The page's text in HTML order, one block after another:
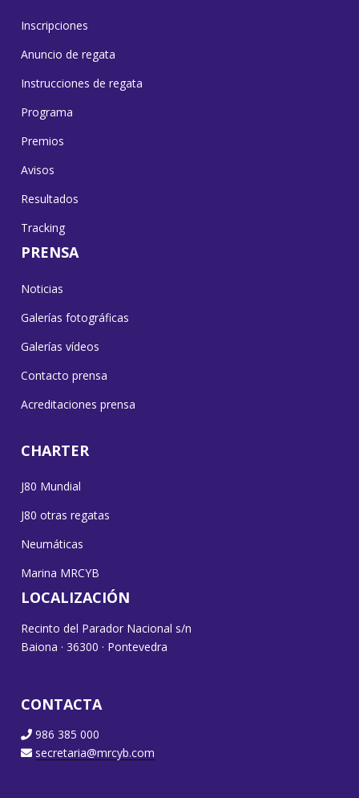
Inscripciones
Anuncio de regata
Instrucciones de regata
Programa
Premios
Avisos
Resultados
Tracking
PRENSA
Noticias
Galerías fotográficas
Galerías vídeos
Contacto prensa
Acreditaciones prensa
CHARTER
J80 Mundial
J80 otras regatas
Neumáticas
Marina MRCYB
LOCALIZACIÓN
Recinto del Parador Nacional s/n
Baiona · 36300 · Pontevedra
CONTACTA
986 385 000
secretaria@mrcyb.com